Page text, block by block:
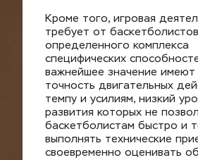
Кроме того, игровая
требует от
определенного комплекса
специфических
важнейшее значение имеют
точность двигательных
темпу и усилиям, низкий
развития которых не
баскетболистам быстро и
выполнять технические
своевременно оценивать